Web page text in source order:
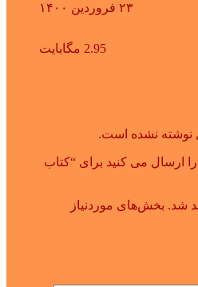
۲۳ فروردین ۱۴۰۰
2.95 مگابایت
نوشته نشده است.
ارسال می کنید برای “کتاب
شد. بخش‌های موردنیاز